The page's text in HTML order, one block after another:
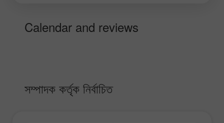
Calendar and reviews
সম্পাদক কর্তৃক নির্বাচিত